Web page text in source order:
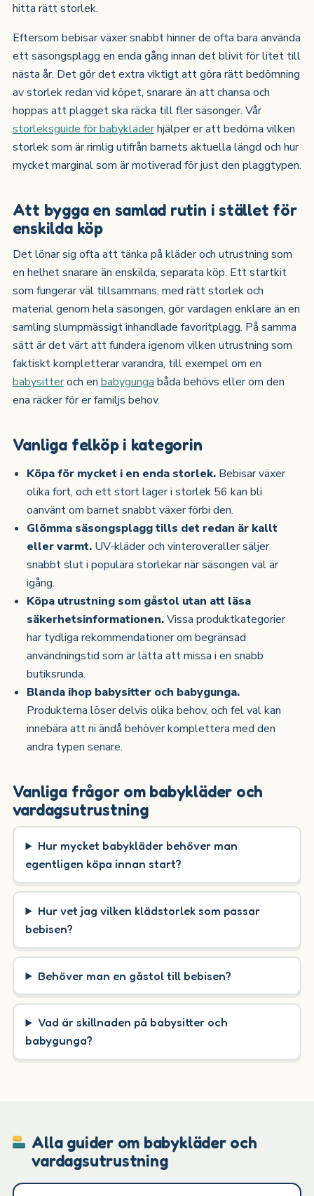
hitta rätt storlek.
Eftersom bebisar växer snabbt hinner de ofta bara använda
ett säsongsplagg en enda gång innan det blivit för litet till
nästa år. Det gör det extra viktigt att göra rätt bedömning
av storlek redan vid köpet, snarare än att chansa och
hoppas att plagget ska räcka till fler säsonger. Vår
storleksguide för babykläderhjälper er att bedöma vilken
storlek som är rimlig utifrån barnets aktuella längd och hur
mycket marginal som är motiverad för just den plaggtypen.
Att bygga en samlad rutin i stället för
enskilda köp
Det lönar sig ofta att tänka på kläder och utrustning som
en helhet snarare än enskilda, separata köp. Ett startkit
som fungerar väl tillsammans, med rätt storlek och
material genom hela säsongen, gör vardagen enklare än en
samling slumpmässigt inhandlade favoritplagg. På samma
sätt är det värt att fundera igenom vilken utrustning som
faktiskt kompletterar varandra, till exempel om en
babysitteroch en babygunga båda behövs eller om den
ena räcker för er familjs behov.
Vanliga felköp i kategorin
Köpa för mycket i en enda storlek. Bebisar växer
olika fort, och ett stort lager i storlek 56 kan bli
oanvänt om barnet snabbt växer förbi den.
Glömma säsongsplagg tills det redan är kallt
eller varmt. UV-kläder och vinteroveraller säljer
snabbt slut i populära storlekar när säsongen väl är
igång.
Köpa utrustning som gåstol utan att läsa
säkerhetsinformationen.Vissa produktkategorier
har tydliga rekommendationer om begränsad
användningstid som är lätta att missa i en snabb
butiksrunda.
Blanda ihop babysitter och babygunga.
Produkterna löser delvis olika behov, och fel val kan
innebära att ni ändå behöver komplettera med den
andra typen senare.
Vanliga frågor om babykläder och
vardagsutrustning
Hur mycket babykläder behöver man
egentligen köpa innan start?
Hur vet jag vilken klädstorlek som passar
bebisen?
Behöver man en gåstol till bebisen?
Vad är skillnaden på babysitter och
babygunga?
Alla guider om babykläder och
vardagsutrustning